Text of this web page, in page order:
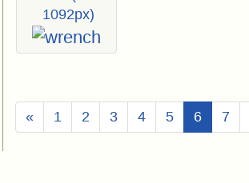
1092px)
« 1 2 3 4 5 6 7